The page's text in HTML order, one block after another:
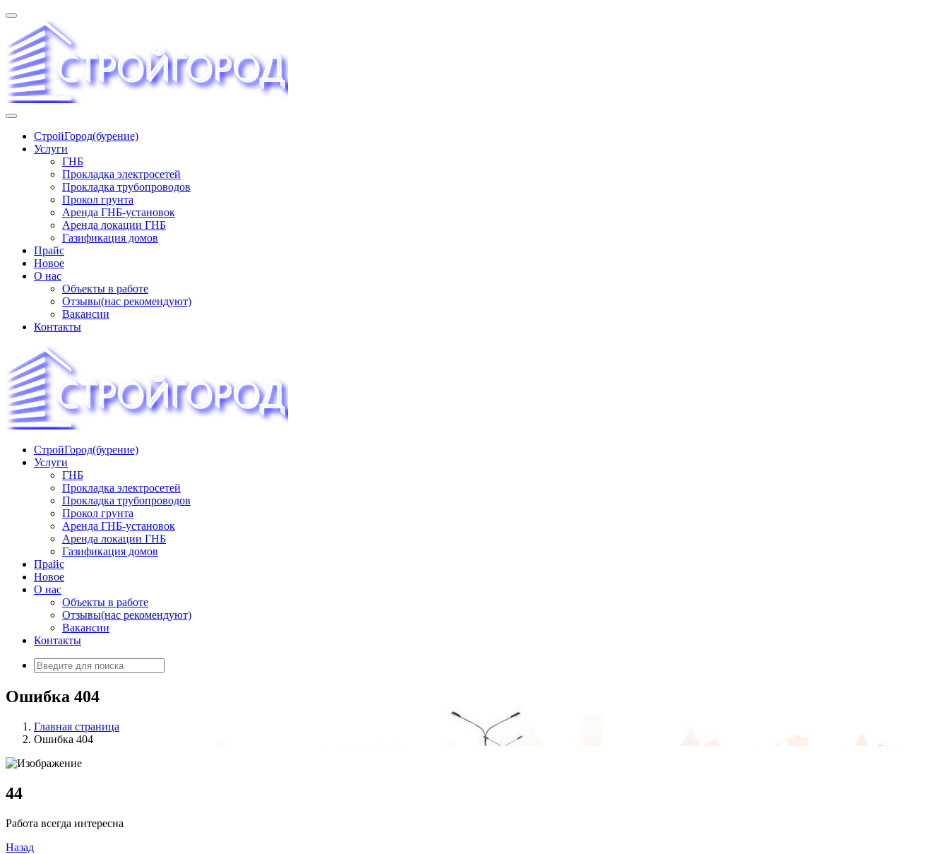
Перейти
содержимому
СтройГород(бурение)
Услуги
ГНБ
Прокладка электросетей
Прокладка трубопроводов
Прокол грунта
Аренда ГНБ-установок
Аренда локации ГНБ
Газификация домов
Прайс
Новое
О нас
Объекты в работе
Отзывы(нас рекомендуют)
Вакансии
Контакты
«СТРОЙГОРОД» ∿ Бурение ∿ ГНБ ∿ Прокладка трудопроводов ∿ Газификация жилого сектора ✆ +74951573444
СтройГород(бурение)
Услуги
ГНБ
Прокладка электросетей
Прокладка трубопроводов
Прокол грунта
Аренда ГНБ-установок
Аренда локации ГНБ
Газификация домов
Прайс
Новое
О нас
Объекты в работе
Отзывы(нас рекомендуют)
Вакансии
Контакты
Искать:
Ошибка 404
Главная страница
Ошибка 404
44
Работа всегда интересна
Назад